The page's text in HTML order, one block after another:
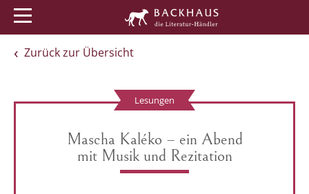
Zurück zur Übersicht
Lesungen
Mascha Kaléko – ein Abend
mit Musik und Rezitation